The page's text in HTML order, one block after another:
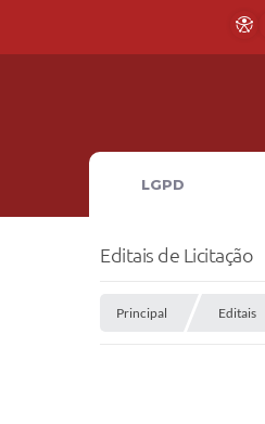
LGPD
Editais de Licitação
Principal Editais